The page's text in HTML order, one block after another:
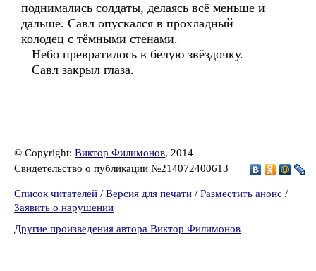
поднимались солдаты, делаясь всё меньше и
дальше. Савл опускался в прохладный
колодец с тёмными стенами.
Небо превратилось в белую звёздочку.
Савл закрыл глаза.
© Copyright: Виктор Филимонов, 2014
Свидетельство о публикации №214072400613
Список читателей / Версия для печати / Разместить анонс /
Заявить о нарушении
Другие произведения автора Виктор Филимонов